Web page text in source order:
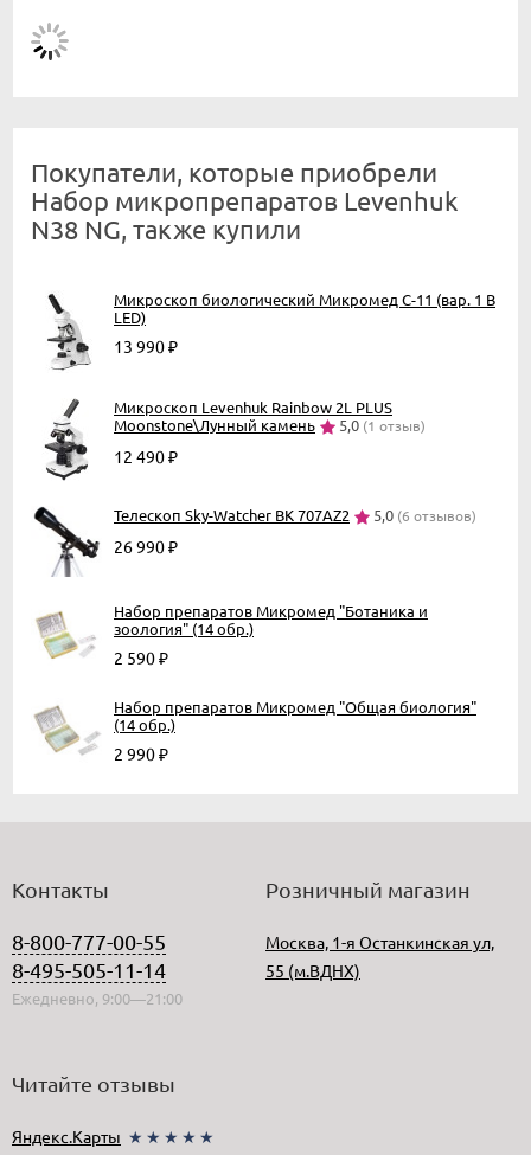
Покупатели, которые приобрели
Набор микропрепаратов Levenhuk
N38 NG, также купили
Микроскоп биологический Микромед С-11 (вар. 1 B
LED)
13 990₽
Микроскоп Levenhuk Rainbow 2L PLUS
Moonstone\Лунный камень
5,0 (1 отзыв)
12 490₽
Телескоп Sky-Watcher BK 707AZ2 5,0 (6 отзывов)
26 990₽
Набор препаратов Микромед "Ботаника и
зоология" (14 обр.)
2 590₽
Набор препаратов Микромед "Общая биология"
(14 обр.)
2 990₽
Контакты
8-800-777-00-55
8-495-505-11-14
Ежедневно, 9:00—21:00
Розничный магазин
Москва, 1-я Останкинская ул,
55 (м.ВДНХ)
Читайте отзывы
Яндекс.Карты ★★★★★